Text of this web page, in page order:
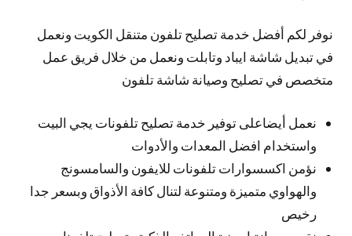
نوفر لكم أفضل خدمة تصليح تلفون متنقل الكويت ونعمل
في تبديل شاشة ايباد وتابلت ونعمل من خلال فريق عمل
متخصص في تصليح وصيانة شاشة تلفون
نعمل أيضاعلى توفير خدمة تصليح تلفونات يجي البيت
واستخدام افضل المعدات والأدوات
نؤمن اكسسوارات تلفونات للايفون والسامسونج
والهواوي متميزة ومتنوعة لتنال كافة الأذواق وبسعر جدا
رخيص